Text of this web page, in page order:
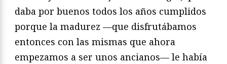
daba por buenos todos los años cumplidos
porque la madurez —que disfrutábamos
entonces con las mismas que ahora
empezamos a ser unos ancianos— le había